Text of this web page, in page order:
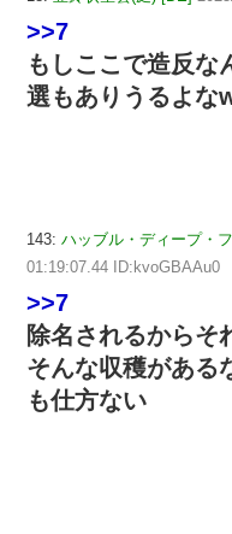
>>7
もしここで造反な
選もありうるよな
143: ハッブル・ディープ・
01:19:07.44 ID:kvoGBAAu0
>>7
除名されるからそ
そんな収穫がある
も仕方ない